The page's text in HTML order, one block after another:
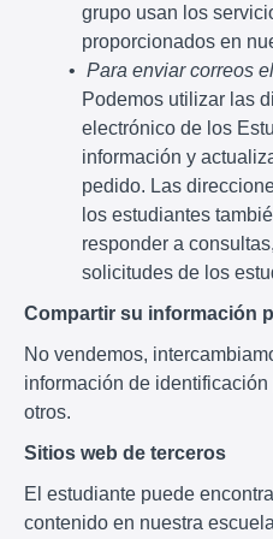
grupo usan los
proporcionados en
Para enviar correos
Podemos utilizar las
electrónico de los
información y
pedido. Las
los estudiantes
responder a
solicitudes de los
Compartir su información
No vendemos,
información de
otros.
Sitios web de terceros
El estudiante puede
contenido en nuestra